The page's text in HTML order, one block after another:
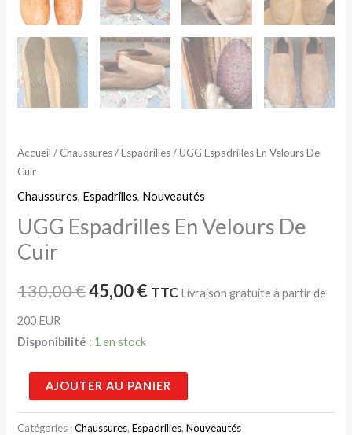
Accueil / Chaussures/Espadrilles/ UGG Espadrilles En Velours De
Cuir
Chaussures, Espadrilles, Nouveautés
UGG Espadrilles En Velours De
Cuir
130,00€45,00€ TTC Livraison gratuite à partir de
200 EUR
Disponibilité : 1 en stock
AJOUTER AU PANIER
Catégories :Chaussures,Espadrilles,Nouveautés